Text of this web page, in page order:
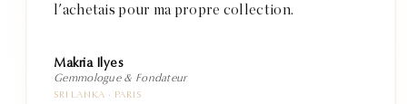
l'achetais pour ma propre collection.
Makria Ilyes
Gemmologue & Fondateur
SRI LANKA · PARIS